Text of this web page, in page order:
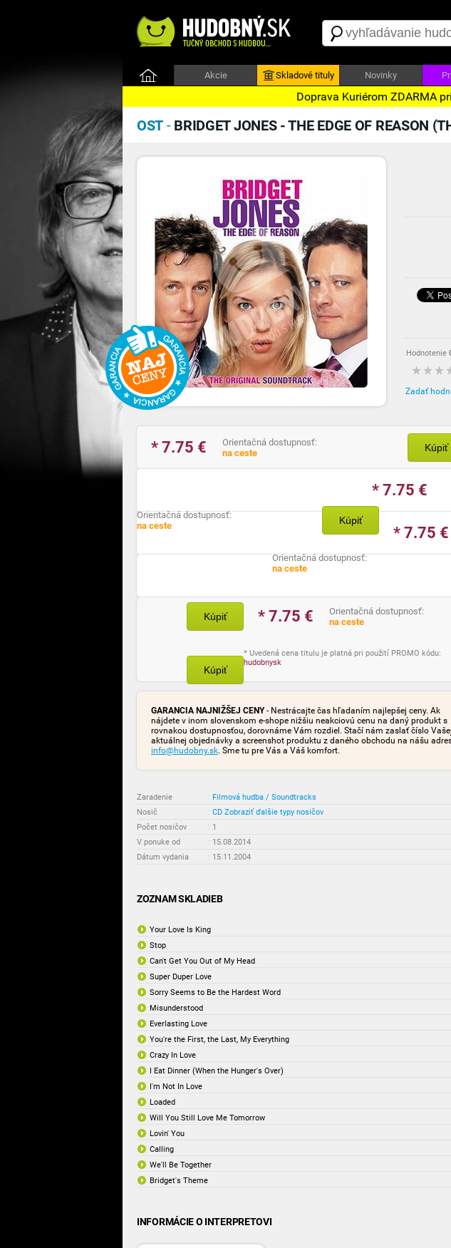
Akcie Skladové tituly Novinky
Doprava Kuriérom ZDARMA
OST - BRIDGET JONES - THE EDGE OF REASON
Hodnotenie
Zadať
* 7.75 €
Orientačná dostupnosť:
na ceste
Kúpiť
* 7.75 €
Orientačná dostupnosť:
na ceste
Kúpiť
* 7.75 €
Orientačná dostupnosť:
na ceste
Kúpiť * 7.75 €
Orientačná dostupnosť:
na ceste
Kúpiť
* Uvedená cena titulu je platná pri použití PROMO kódu:
hudobnysk
GARANCIA NAJNIŽŠEJ CENY- Nestrácajte čas hľadaním najlepšej ceny. Ak
nájdete v inom slovenskom e-shope nižšiu neakciovú cenu na daný produkt s
rovnakou dostupnosťou, dorovnáme Vám rozdiel. Stačí nám zaslať číslo Vašej
aktuálnej objednávky a screenshot produktu z daného obchodu na nášu
info@hudobny.sk. Sme tu pre Vás a Váš komfort.
Zaradenie : Filmová hudba / Soundtracks
Nosič
: CD Zobraziť ďalšie typy nosičov
Počet nosičov
: 1
V ponuke od
: 15.08.2014
Dátum vydania
: 15.11.2004
ZOZNAM SKLADIEB
Your Love Is King
Stop
Can't Get You Out of My Head
Super Duper Love
Sorry Seems to Be the Hardest Word
Misunderstood
Everlasting Love
You're the First, the Last, My Everything
Crazy In Love
I Eat Dinner (When the Hunger's Over)
I'm Not In Love
Loaded
Will You Still Love Me Tomorrow
Lovin' You
Calling
We'll Be Together
Bridget's Theme
INFORMÁCIE O INTERPRETOVI